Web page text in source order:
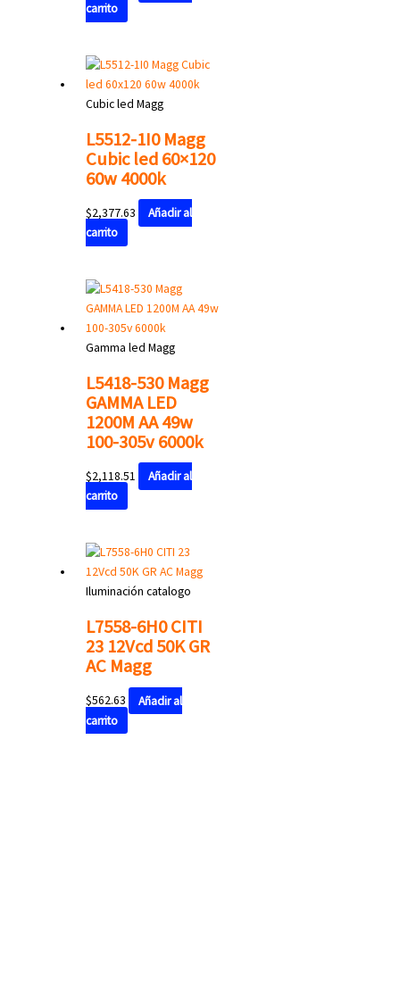
carrito
Cubic led Magg
L5512-1I0 Magg
Cubic led 60×120
60w 4000k
$2,377.63
Añadir al
carrito
Gamma led Magg
L5418-530 Magg
GAMMA LED
1200M AA 49w
100-305v 6000k
$2,118.51
Añadir al
carrito
Iluminación catalogo
L7558-6H0 CITI
23 12Vcd 50K GR
AC Magg
$562.63
Añadir al
carrito